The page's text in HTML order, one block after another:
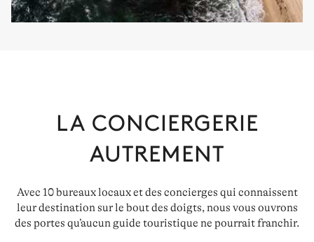
LA CONCIERGERIE
AUTREMENT
Avec 10 bureaux locaux et des concierges qui connaissent
leur destination sur le bout des doigts, nous vous ouvrons
des portes qu’aucun guide touristique ne pourrait franchir.